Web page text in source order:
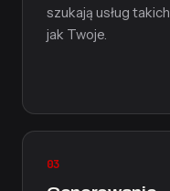
szukają usług takich
jak Twoje.
03